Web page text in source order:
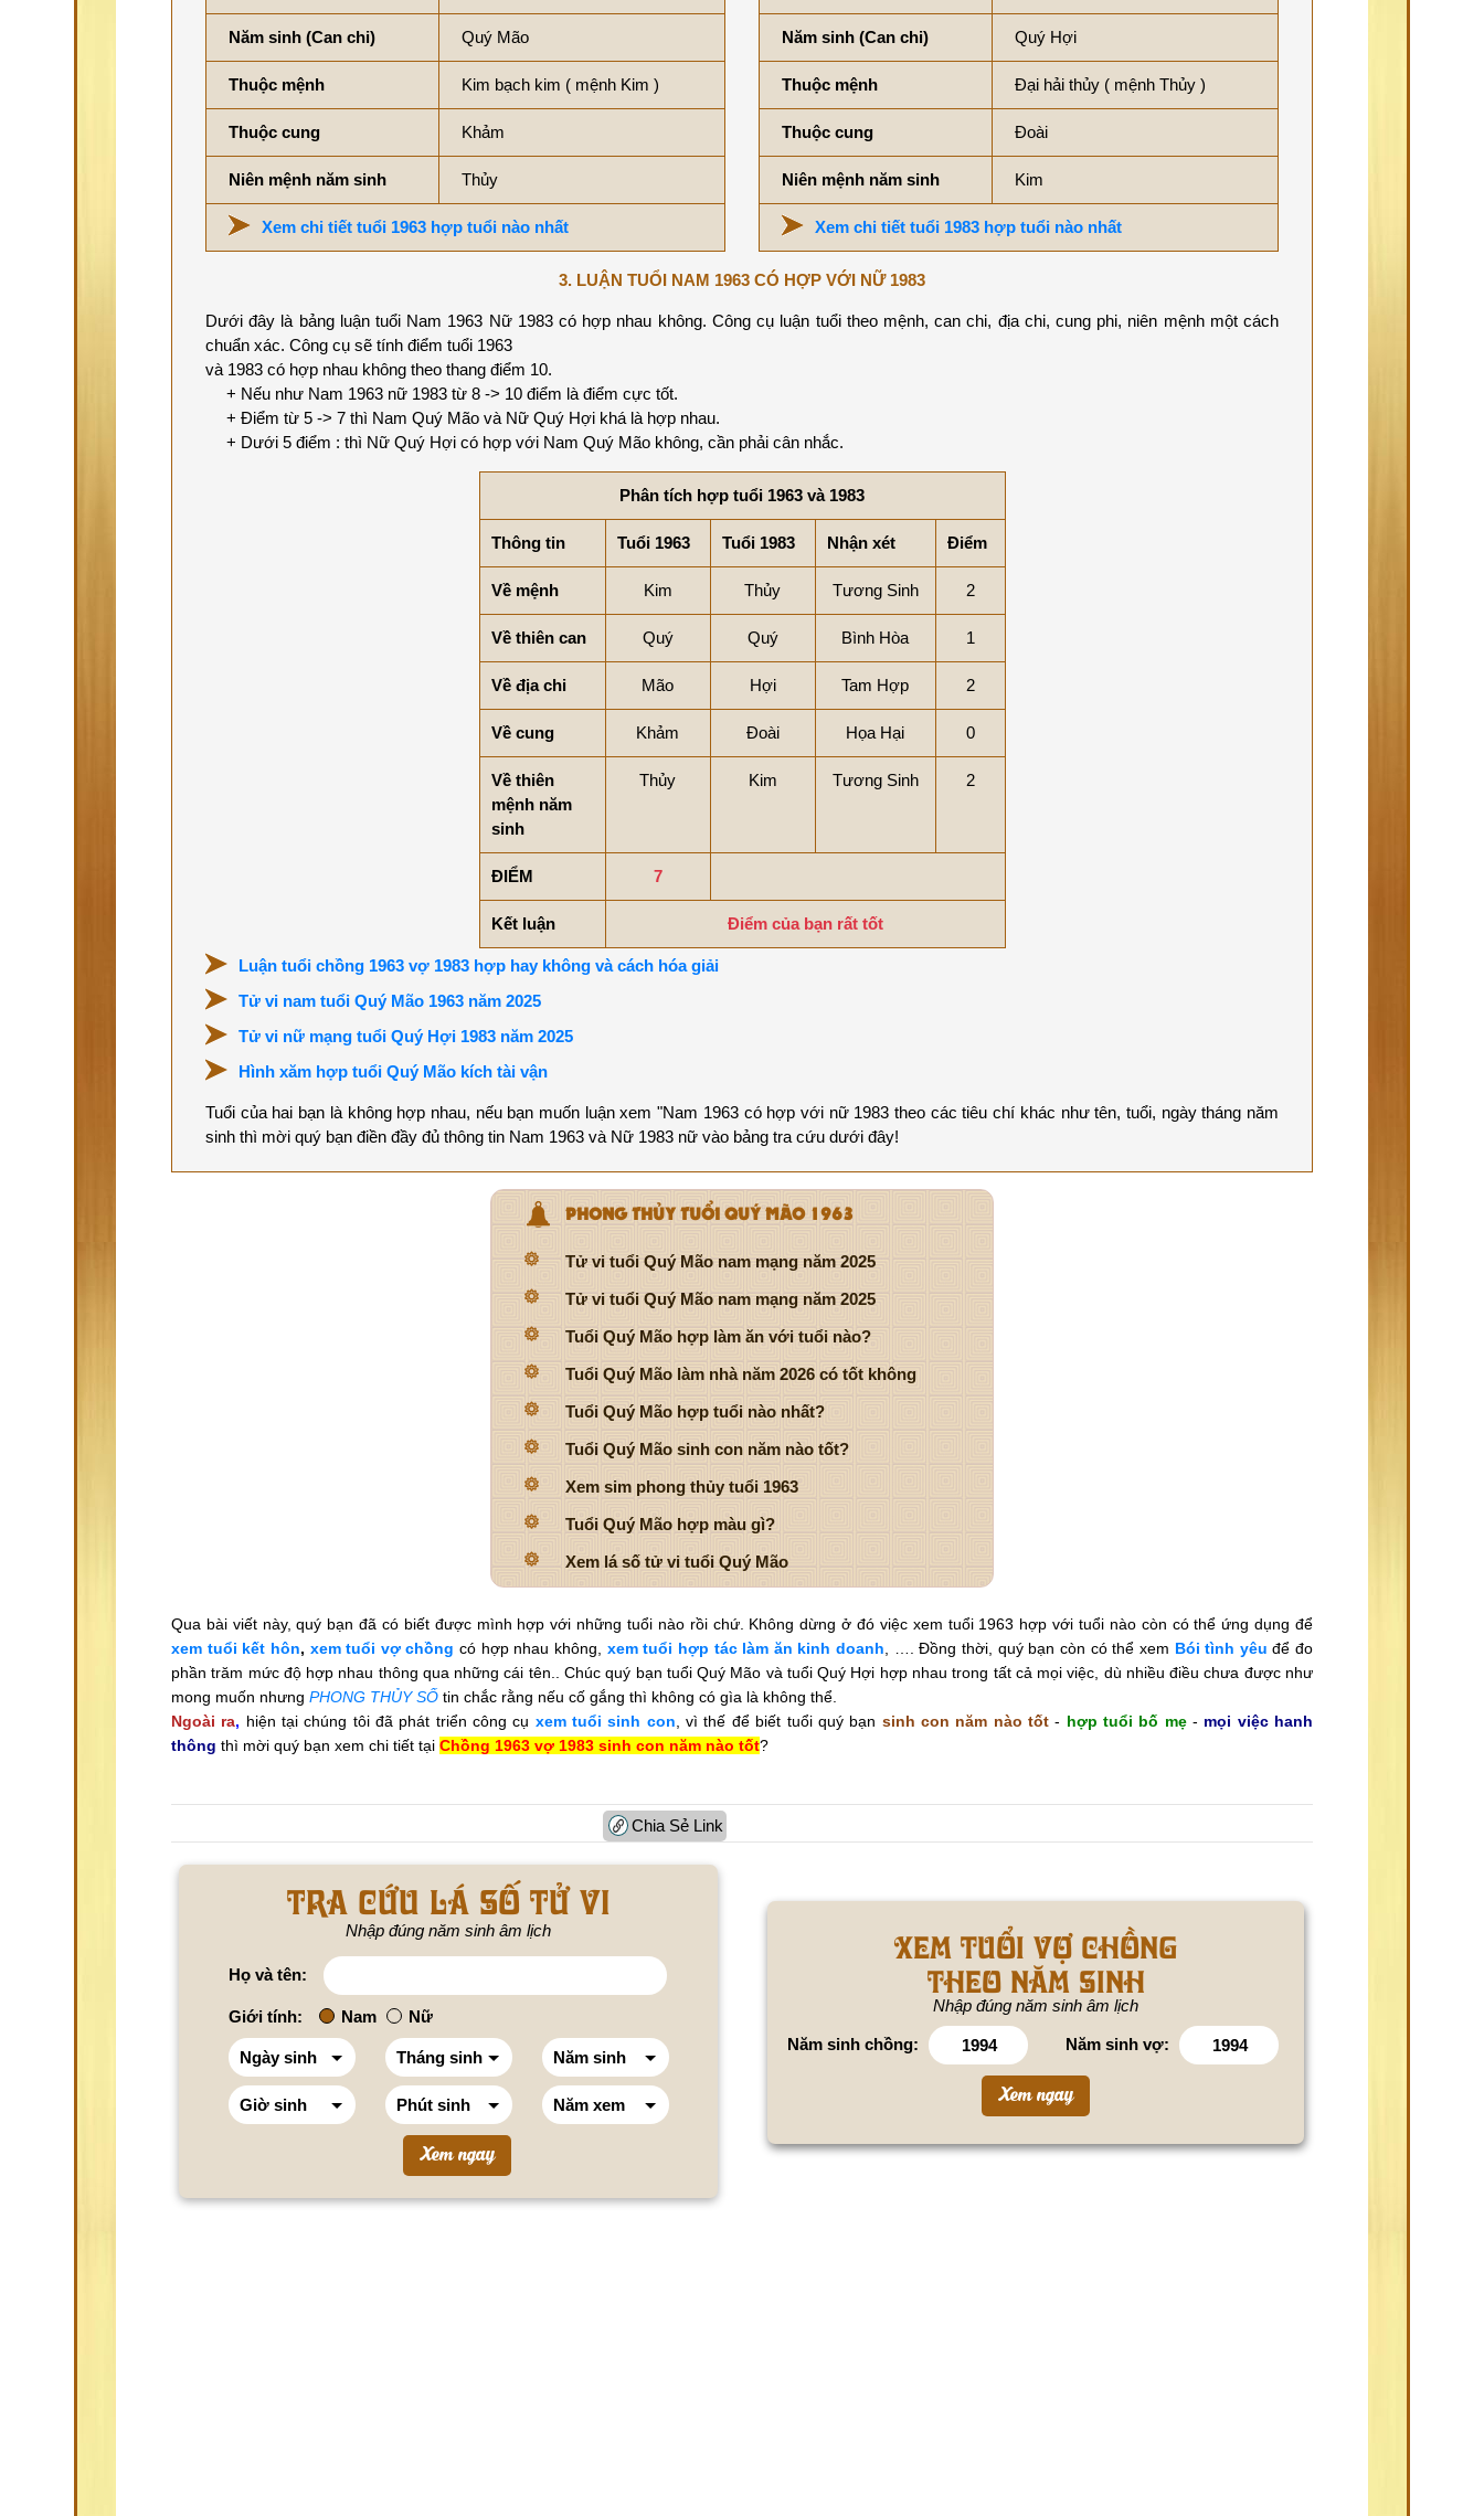
Năm sinh (Can chi) Quý Mão
Thuộc mệnh Kim bạch kim ( mệnh Kim )
Thuộc cung Khảm
Niên mệnh năm sinh Thủy
Xem chi tiết tuổi 1963 hợp tuổi nào nhất
Năm sinh (Can chi) Quý Hợi
Thuộc mệnh Đại hải thủy ( mệnh Thủy )
Thuộc cung Đoài
Niên mệnh năm sinh Kim
Xem chi tiết tuổi 1983 hợp tuổi nào nhất
3. LUẬN TUỔI NAM 1963 CÓ HỢP VỚI NỮ 1983
Dưới đây là bảng luận tuổi Nam 1963 Nữ 1983 có hợp nhau không. Công cụ luận tuổi theo mệnh, can chi, địa chi, cung phi, niên mệnh một cách
chuẩn xác. Công cụ sẽ tính điểm tuổi 1963
và 1983 có hợp nhau không theo thang điểm 10.
+ Nếu như Nam 1963 nữ 1983 từ 8 -> 10 điểm là điểm cực tốt.
+ Điểm từ 5 -> 7 thì Nam Quý Mão và Nữ Quý Hợi khá là hợp nhau.
+ Dưới 5 điểm : thì Nữ Quý Hợi có hợp với Nam Quý Mão không, cần phải cân nhắc.
Phân tích hợp tuổi 1963 và 1983
Thông tin Tuổi 1963 Tuổi 1983 Nhận xét Điểm
Về mệnh Kim Thủy Tương Sinh 2
Về thiên can Quý Quý Bình Hòa 1
Về địa chi Mão Hợi Tam Hợp 2
Về cung Khảm Đoài Họa Hại 0
Về thiên
mệnh năm
sinh
Thủy Kim Tương Sinh 2
ĐIỂM 7
Kết luận Điểm của bạn rất tốt
Luận tuổi chồng 1963 vợ 1983 hợp hay không và cách hóa giải
Tử vi nam tuổi Quý Mão 1963 năm 2025
Tử vi nữ mạng tuổi Quý Hợi 1983 năm 2025
Hình xăm hợp tuổi Quý Mão kích tài vận
Tuổi của hai bạn là không hợp nhau, nếu bạn muốn luận xem "Nam 1963 có hợp với nữ 1983 theo các tiêu chí khác như tên, tuổi, ngày tháng năm
sinh thì mời quý bạn điền đầy đủ thông tin Nam 1963 và Nữ 1983 nữ vào bảng tra cứu dưới đây!
PHONG THỦY TUỔI QUÝ MÃO 1963
Tử vi tuổi Quý Mão nam mạng năm 2025
Tử vi tuổi Quý Mão nam mạng năm 2025
Tuổi Quý Mão hợp làm ăn với tuổi nào?
Tuổi Quý Mão làm nhà năm 2026 có tốt không
Tuổi Quý Mão hợp tuổi nào nhất?
Tuổi Quý Mão sinh con năm nào tốt?
Xem sim phong thủy tuổi 1963
Tuổi Quý Mão hợp màu gì?
Xem lá số tử vi tuổi Quý Mão
Qua bài viết này, quý bạn đã có biết được mình hợp với những tuổi nào rồi chứ. Không dừng ở đó việc xem tuổi 1963 hợp với tuổi nào còn có thể ứng dụng để
xem tuổi kết hôn, xem tuổi vợ chồng có hợp nhau không, xem tuổi hợp tác làm ăn kinh doanh , …. Đồng thời, quý bạn còn có thể xem Bói tình yêu để đo
phần trăm mức độ hợp nhau thông qua những cái tên.
. Chúc quý bạn tuổi Quý Mão và tuổi Quý Hợi hợp nhau trong tất cả mọi việc, dù nhiều điều chưa được như
mong muốn nhưng PHONG THỦY SỐ tin chắc rằng nếu cố gắng thì không có gìa là không thể.
Ngoài ra, hiện tại chúng tôi đã phát triển công cụ xem tuổi sinh con , vì thế để biết tuổi quý bạn sinh con năm nào tốt- hợp tuổi bố mẹ- mọi việc hanh
thông thì mời quý bạn xem chi tiết tại Chồng 1963 vợ 1983 sinh con năm nào tốt?
Chia Sẻ Link
Tra cứu lá số tử vi
Nhập đúng năm sinh âm lịch
Họ và tên:
Giới tính: Nam Nữ
Xem tuổi vợ chồng
theo năm sinh
Nhập đúng năm sinh âm lịch
Năm sinh chồng: Năm sinh vợ: